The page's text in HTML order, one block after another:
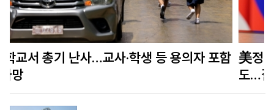
美정보당국 “푸틴, 수년 내 나토 회원국 공격할 수
도…결속력 시험”